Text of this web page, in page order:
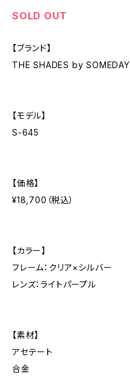
SOLD OUT
【ブランド】
THE SHADES by SOMEDAY
【モデル】
S-645
【価格】
¥18,700（税込）
【カラー】
フレーム：クリア×シルバー
レンズ：ライトパープル
【素材】
アセテート
合金